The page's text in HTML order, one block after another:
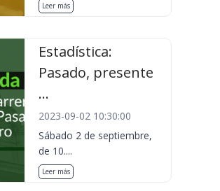
Leer más
Estadística:
Pasado, presente
...
2023-09-02 10:30:00
Sábado 2 de septiembre,
de 10....
Leer más